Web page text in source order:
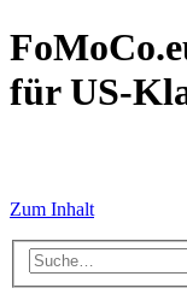
für US-
Zum Inhalt